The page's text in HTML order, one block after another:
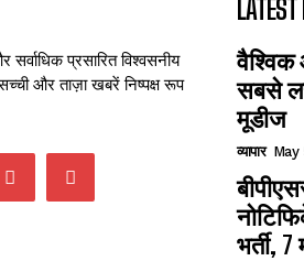
प्रसारित विश्वसनीय
और ताज़ा खबरें निष्पक्ष रूप
वैश्विक
सबसे
मूडीज
व्यापार May
भर्ती,